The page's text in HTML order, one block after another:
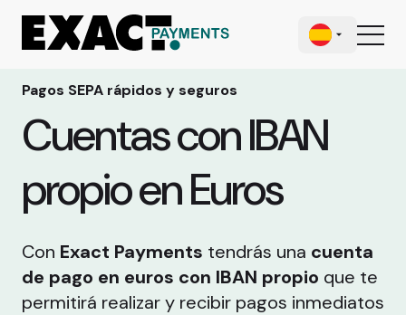
Pagos SEPA rápidos y seguros
Cuentas con IBAN
propio en Euros
Con Exact Payments tendrás una cuenta
de pago en euros con IBAN propio que te
permitirá realizar y recibir pagos inmediatos